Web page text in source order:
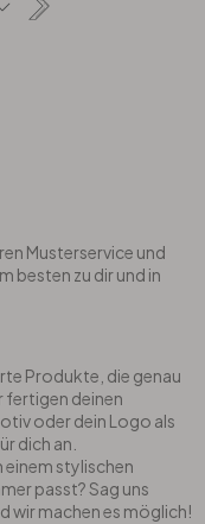
Musterservice und
besten zu dir und in
Produkte, die genau
fertigen deinen
oder dein Logo als
dich an.
einem stylischen
passt? Sag uns
wir machen es möglich!